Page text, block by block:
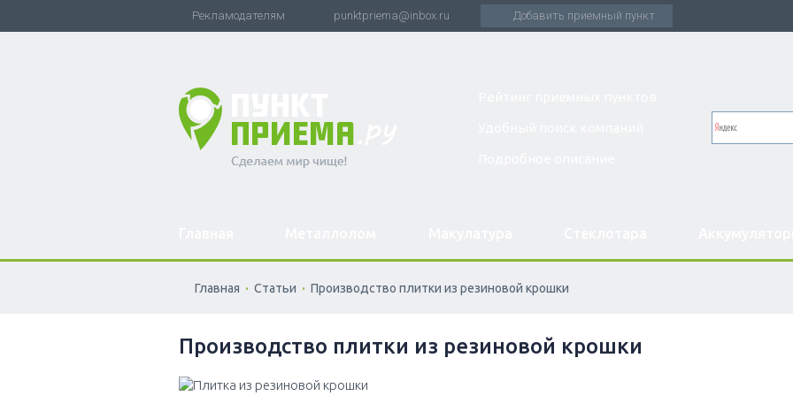
Рекламодателям punktpriema@inbox.ru Добавить приемный пункт
Главная . Статьи . Производство плитки из резиновой крошки
Производство плитки из резиновой крошки